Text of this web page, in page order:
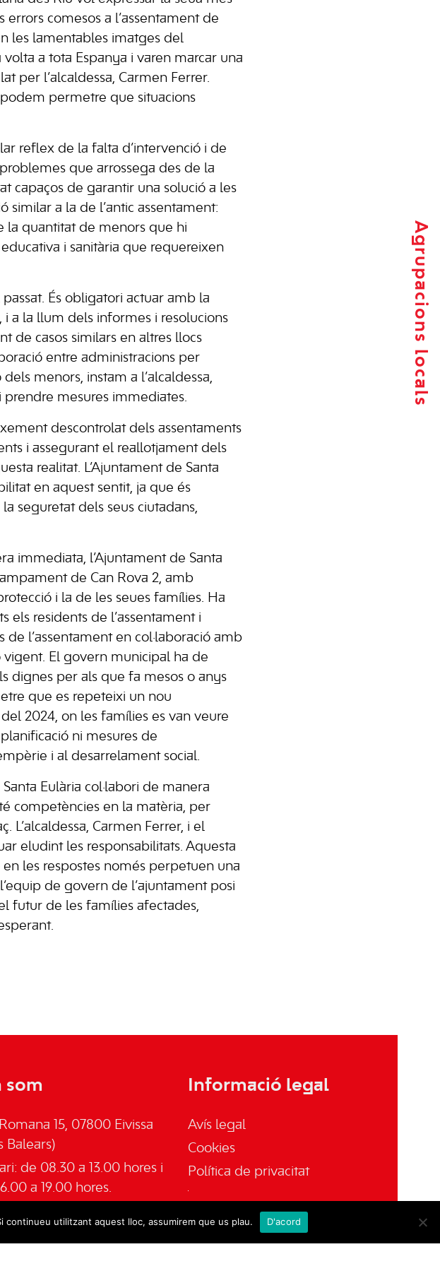
Agrupacions locals
comesos a l’assentament de
les lamentables imatges del
a tota Espanya i varen marcar una
per l’alcaldessa, Carmen Ferrer.
permetre que situacions
reflex de la falta d’intervenció i de
que arrossega des de la
capaços de garantir una solució a les
similar a la de l’antic assentament:
la quantitat de menors que hi
i sanitària que requereixen
És obligatori actuar amb la
a la llum dels informes i resolucions
de casos similars en altres llocs
entre administracions per
menors, instam a l’alcaldessa,
prendre mesures immediates.
descontrolat dels assentaments
i assegurant el reallotjament dels
realitat. L’Ajuntament de Santa
en aquest sentit, ja que és
seguretat dels seus ciutadans,
immediata, l’Ajuntament de Santa
de Can Rova 2, amb
i la de les seues famílies. Ha
els residents de l’assentament i
l’assentament en col·laboració amb
El govern municipal ha de
dignes per als que fa mesos o anys
que es repeteixi un nou
2024, on les famílies es van veure
ni mesures de
i al desarrelament social.
Eulària col·labori de manera
competències en la matèria, per
L’alcaldessa, Carmen Ferrer, i el
eludint les responsabilitats. Aquesta
les respostes només perpetuen una
de govern de l’ajuntament posi
futur de les famílies afectades,
som
15, 07800 Eivissa
Balears)
de 08.30 a 13.00 hores i
a 19.00 hores.
Informació legal
Avís legal
Cookies
Política de privacitat
utilitzant aquest lloc, assumirem que us plau. D'acord